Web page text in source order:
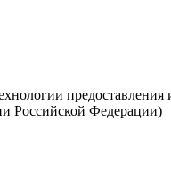
предоставления
Российской Федерации)